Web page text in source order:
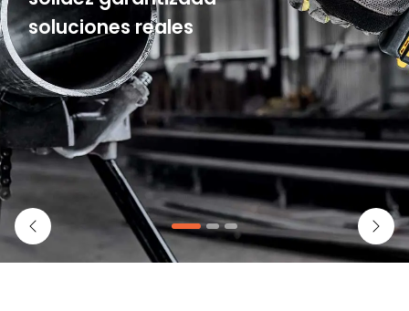
soluciones reales
Previous Next